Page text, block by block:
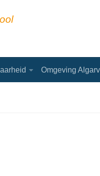
Omgeving